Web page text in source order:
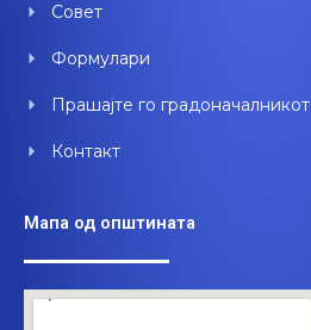
Совет
Формулари
Прашајте го градоначалникот
Контакт
Мапа од општината